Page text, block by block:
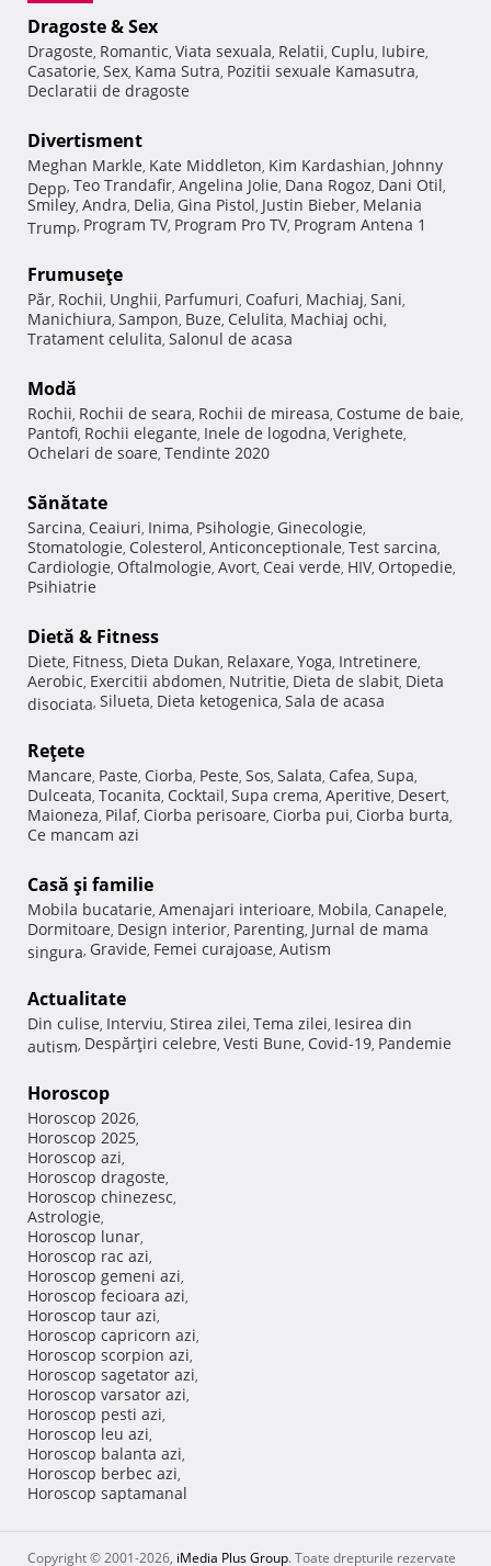
Dragoste & Sex
Dragoste, Romantic, Viata sexuala, Relatii, Cuplu, Iubire,
Casatorie, Sex, Kama Sutra, Pozitii sexuale Kamasutra,
Declaratii de dragoste
Divertisment
Meghan Markle, Kate Middleton, Kim Kardashian, Johnny
Depp, Teo Trandafir, Angelina Jolie, Dana Rogoz, Dani Otil,
Smiley, Andra, Delia, Gina Pistol, Justin Bieber, Melania
Trump, Program TV, Program Pro TV, Program Antena 1
Frumuseţe
Păr, Rochii, Unghii, Parfumuri, Coafuri, Machiaj, Sani,
Manichiura, Sampon, Buze, Celulita, Machiaj ochi,
Tratament celulita, Salonul de acasa
Modă
Rochii, Rochii de seara, Rochii de mireasa, Costume de baie,
Pantofi, Rochii elegante, Inele de logodna, Verighete,
Ochelari de soare, Tendinte 2020
Sănătate
Sarcina, Ceaiuri, Inima, Psihologie, Ginecologie,
Stomatologie, Colesterol, Anticonceptionale, Test sarcina,
Cardiologie, Oftalmologie, Avort, Ceai verde, HIV, Ortopedie,
Psihiatrie
Dietă & Fitness
Diete, Fitness, Dieta Dukan, Relaxare, Yoga, Intretinere,
Aerobic, Exercitii abdomen, Nutritie, Dieta de slabit, Dieta
disociata, Silueta, Dieta ketogenica, Sala de acasa
Reţete
Mancare, Paste, Ciorba, Peste, Sos, Salata, Cafea, Supa,
Dulceata, Tocanita, Cocktail, Supa crema, Aperitive, Desert,
Maioneza, Pilaf, Ciorba perisoare, Ciorba pui, Ciorba burta,
Ce mancam azi
Casă şi familie
Mobila bucatarie, Amenajari interioare, Mobila, Canapele,
Dormitoare, Design interior, Parenting, Jurnal de mama
singura, Gravide, Femei curajoase, Autism
Actualitate
Din culise, Interviu, Stirea zilei, Tema zilei, Iesirea din
autism, Despărţiri celebre, Vesti Bune, Covid-19, Pandemie
Horoscop
Horoscop 2026,
Horoscop 2025,
Horoscop azi,
Horoscop dragoste,
Horoscop chinezesc,
Astrologie,
Horoscop lunar,
Horoscop rac azi,
Horoscop gemeni azi,
Horoscop fecioara azi,
Horoscop taur azi,
Horoscop capricorn azi,
Horoscop scorpion azi,
Horoscop sagetator azi,
Horoscop varsator azi,
Horoscop pesti azi,
Horoscop leu azi,
Horoscop balanta azi,
Horoscop berbec azi,
Horoscop saptamanal
Copyright © 2001-2026, iMedia Plus Group. Toate drepturile rezervate